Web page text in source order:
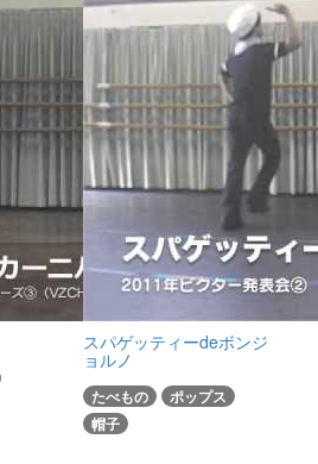
スパゲッティーdeボンジ
ョルノ
たべもの
ポップス
帽子